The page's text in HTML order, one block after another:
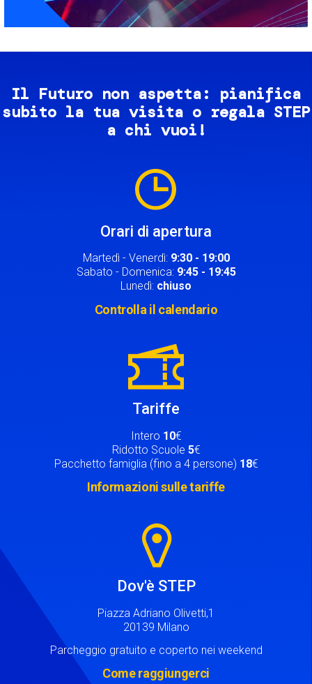
Il Futuro non aspetta: pianifica
subito la tua visita o regala STEP
a chi vuoi!
Orari di apertura
Martedì - Venerdì: 9:30 - 19:00
Sabato - Domenica: 9:45 - 19:45
Lunedì: chiuso
Controlla il calendario
Tariffe
Intero 10€
Ridotto Scuole 5€
Pacchetto famiglia (fino a 4 persone) 18€
Informazioni sulle tariffe
Dov'è STEP
Piazza Adriano Olivetti,1
20139 Milano
Parcheggio gratuito e coperto nei weekend
Come raggiungerci